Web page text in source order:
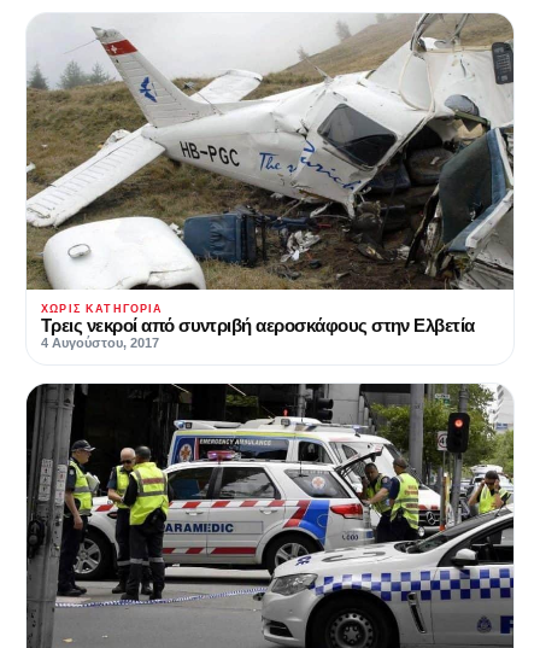
ΧΩΡΊΣ ΚΑΤΗΓΟΡΊΑ
Τρεις νεκροί από συντριβή αεροσκάφους στην Ελβετία
4 Αυγούστου, 2017